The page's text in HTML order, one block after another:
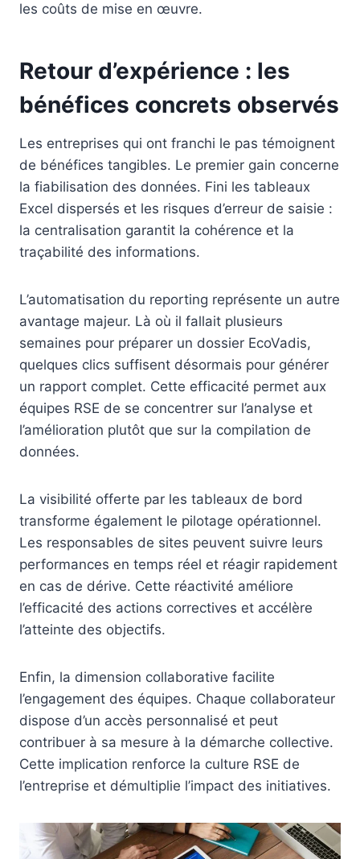
les coûts de mise en œuvre.
Retour d’expérience : les
bénéfices concrets observés
Les entreprises qui ont franchi le pas témoignent
de bénéfices tangibles. Le premier gain concerne
la fiabilisation des données. Fini les tableaux
Excel dispersés et les risques d’erreur de saisie :
la centralisation garantit la cohérence et la
traçabilité des informations.
L’automatisation du reporting représente un autre
avantage majeur. Là où il fallait plusieurs
semaines pour préparer un dossier EcoVadis,
quelques clics suffisent désormais pour générer
un rapport complet. Cette efficacité permet aux
équipes RSE de se concentrer sur l’analyse et
l’amélioration plutôt que sur la compilation de
données.
La visibilité offerte par les tableaux de bord
transforme également le pilotage opérationnel.
Les responsables de sites peuvent suivre leurs
performances en temps réel et réagir rapidement
en cas de dérive. Cette réactivité améliore
l’efficacité des actions correctives et accélère
l’atteinte des objectifs.
Enfin, la dimension collaborative facilite
l’engagement des équipes. Chaque collaborateur
dispose d’un accès personnalisé et peut
contribuer à sa mesure à la démarche collective.
Cette implication renforce la culture RSE de
l’entreprise et démultiplie l’impact des initiatives.